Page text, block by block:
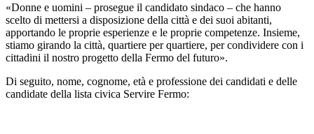
«Donne e uomini – prosegue il candidato sindaco – che hanno
scelto di mettersi a disposizione della città e dei suoi abitanti,
apportando le proprie esperienze e le proprie competenze. Insieme,
stiamo girando la città, quartiere per quartiere, per condividere con i
cittadini il nostro progetto della Fermo del futuro».
Di seguito, nome, cognome, età e professione dei candidati e delle
candidate della lista civica Servire Fermo: